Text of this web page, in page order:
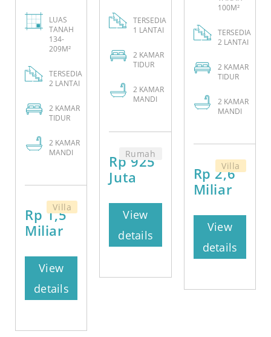
LUAS
TANAH
134-
209M²
TERSEDIA
2 LANTAI
2 KAMAR
TIDUR
2 KAMAR
MANDI
Rp 1,5
Miliar
Villa
View
details
TERSEDIA
1 LANTAI
2 KAMAR
TIDUR
2 KAMAR
MANDI
Rp 925
Juta
Rumah
View
details
100M²
TERSEDIA
2 LANTAI
2 KAMAR
TIDUR
2 KAMAR
MANDI
Rp 2,6
Miliar
Villa
View
details